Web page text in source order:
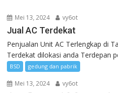
Mei 13, 2024 vy6ot
Jual AC Terdekat
Penjualan Unit AC Terlengkap di
Terdekat dilokasi anda Terdepan
BSD gedung dan pabrik
Mei 13, 2024 vy6ot